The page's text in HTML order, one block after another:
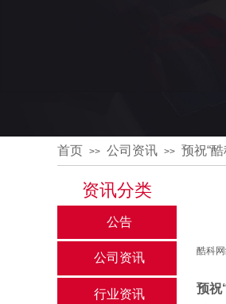
首页 >> 公司资讯 >> 预祝“
资讯分类
公告
公司资讯
行业资讯
酷科
预祝